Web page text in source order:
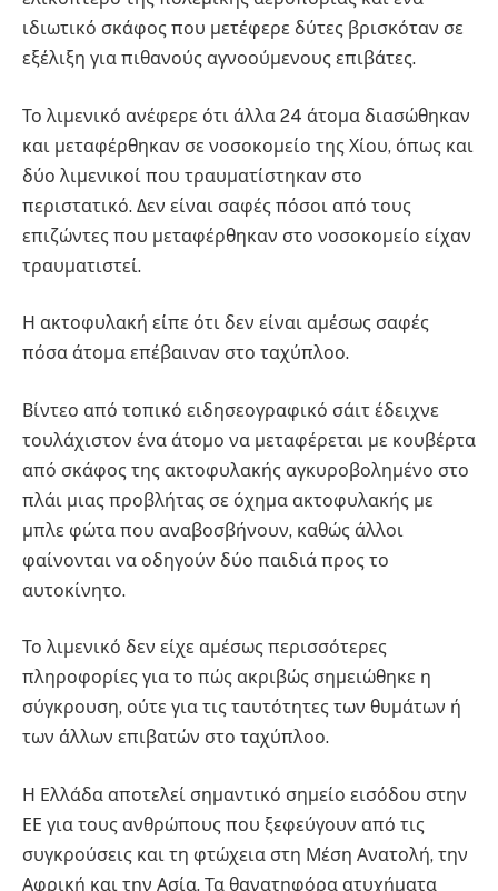
ιδιωτικό σκάφος που μετέφερε δύτες βρισκόταν σε
εξέλιξη για πιθανούς αγνοούμενους επιβάτες.
Το λιμενικό ανέφερε ότι άλλα 24 άτομα διασώθηκαν
και μεταφέρθηκαν σε νοσοκομείο της Χίου, όπως και
δύο λιμενικοί που τραυματίστηκαν στο
περιστατικό. Δεν είναι σαφές πόσοι από τους
επιζώντες που μεταφέρθηκαν στο νοσοκομείο είχαν
τραυματιστεί.
Η ακτοφυλακή είπε ότι δεν είναι αμέσως σαφές
πόσα άτομα επέβαιναν στο ταχύπλοο.
Βίντεο από τοπικό ειδησεογραφικό σάιτ έδειχνε
τουλάχιστον ένα άτομο να μεταφέρεται με κουβέρτα
από σκάφος της ακτοφυλακής αγκυροβολημένο στο
πλάι μιας προβλήτας σε όχημα ακτοφυλακής με
μπλε φώτα που αναβοσβήνουν, καθώς άλλοι
φαίνονται να οδηγούν δύο παιδιά προς το
αυτοκίνητο.
Το λιμενικό δεν είχε αμέσως περισσότερες
πληροφορίες για το πώς ακριβώς σημειώθηκε η
σύγκρουση, ούτε για τις ταυτότητες των θυμάτων ή
των άλλων επιβατών στο ταχύπλοο.
Η Ελλάδα αποτελεί σημαντικό σημείο εισόδου στην
ΕΕ για τους ανθρώπους που ξεφεύγουν από τις
συγκρούσεις και τη φτώχεια στη Μέση Ανατολή, την
Αφρική και την Ασία. Τα θανατηφόρα ατυχήματα